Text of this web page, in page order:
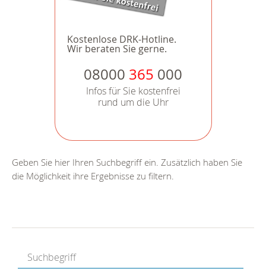
Kostenlose DRK-Hotline.
Wir beraten Sie gerne.
08000 365 000
Infos für Sie kostenfrei
rund um die Uhr
Geben Sie hier Ihren Suchbegriff ein. Zusätzlich haben Sie
die Möglichkeit ihre Ergebnisse zu filtern.